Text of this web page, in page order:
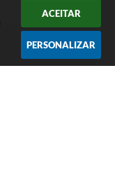
ACEITAR
PERSONALIZAR